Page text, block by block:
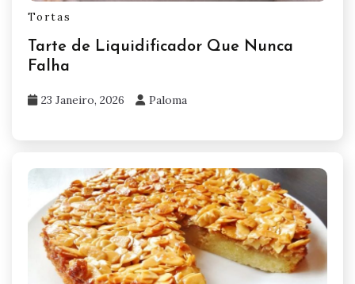
Tortas
Tarte de Liquidificador Que Nunca
Falha
23 Janeiro, 2026 Paloma